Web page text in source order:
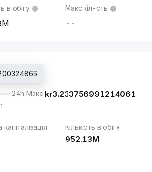
в обігу Макс.кіл-сть
--
24h Макс.kr3.233756991214061
Кількість в обігу
952.13M